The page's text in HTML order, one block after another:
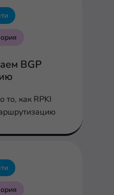
BGP
то, как RPKI